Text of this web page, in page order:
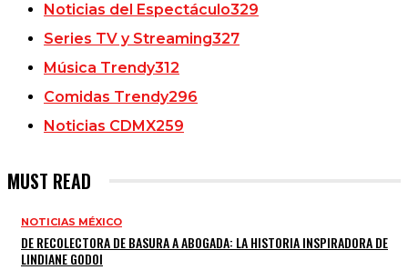
Noticias del Espectáculo329
Series TV y Streaming327
Música Trendy312
Comidas Trendy296
Noticias CDMX259
MUST READ
NOTICIAS MÉXICO
DE RECOLECTORA DE BASURA A ABOGADA: LA HISTORIA INSPIRADORA DE
LINDIANE GODOI